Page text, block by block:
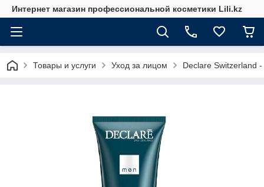
Интернет магазин профессиональной косметики Lili.kz
Товары и услуги Уход за лицом Declare Switzerland